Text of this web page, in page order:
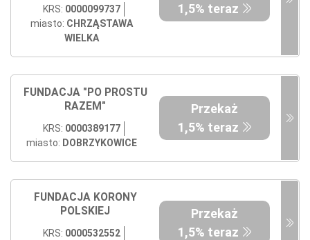
KRS: 0000099737
miasto: CHRZĄSTAWA
WIELKA
1,5% teraz
FUNDACJA "PO PROSTU
RAZEM"
KRS: 0000389177
miasto: DOBRZYKOWICE
Przekaż
1,5% teraz
FUNDACJA KORONY
POLSKIEJ
KRS: 0000532552
Przekaż
1,5% teraz